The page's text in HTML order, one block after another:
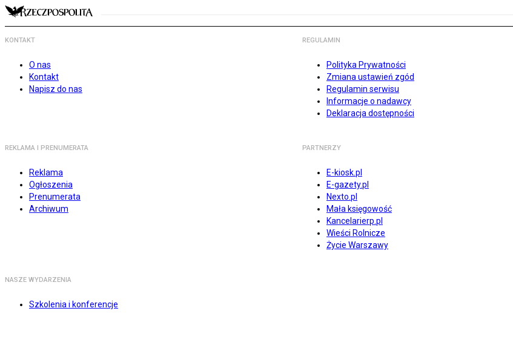
KONTAKT
O nas
Kontakt
Napisz do nas
REGULAMIN
Polityka Prywatności
Zmiana ustawień zgód
Regulamin serwisu
Informacje o nadawcy
Deklaracja dostępności
REKLAMA I PRENUMERATA
Reklama
Ogłoszenia
Prenumerata
Archiwum
PARTNERZY
E-kiosk.pl
E-gazety.pl
Nexto.pl
Mała księgowość
Kancelarierp.pl
Wieści Rolnicze
Życie Warszawy
NASZE WYDARZENIA
Szkolenia i konferencje